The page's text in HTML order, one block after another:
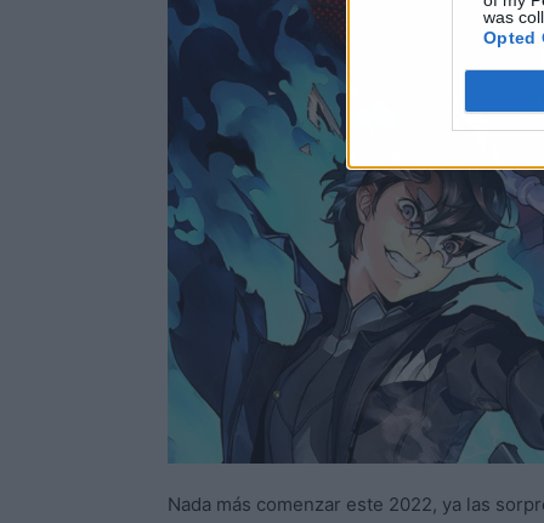
was
Opted
Nada más comenzar este 2022, ya las